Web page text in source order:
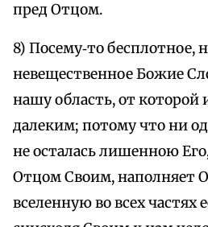
пред Отцом.
8) Посему‑то бесплотное,
невещественное Божие
нашу область, от которой
далеким; потому что ни
не осталась лишенною
Отцом Своим, наполняет
вселенную во всех частях